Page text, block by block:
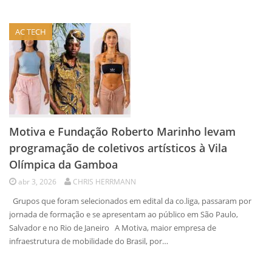
AC TECH
Motiva e Fundação Roberto Marinho levam
programação de coletivos artísticos à Vila
Olímpica da Gamboa
abr 3, 2026 CHRIS HERRMANN
Grupos que foram selecionados em edital da co.liga, passaram por
jornada de formação e se apresentam ao público em São Paulo,
Salvador e no Rio de Janeiro A Motiva, maior empresa de
infraestrutura de mobilidade do Brasil, por…